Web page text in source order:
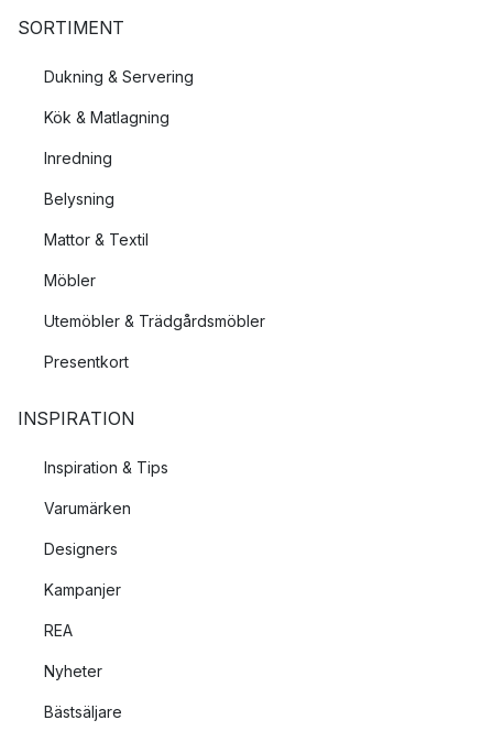
SORTIMENT
Dukning & Servering
Kök & Matlagning
Inredning
Belysning
Mattor & Textil
Möbler
Utemöbler & Trädgårdsmöbler
Presentkort
INSPIRATION
Inspiration & Tips
Varumärken
Designers
Kampanjer
REA
Nyheter
Bästsäljare